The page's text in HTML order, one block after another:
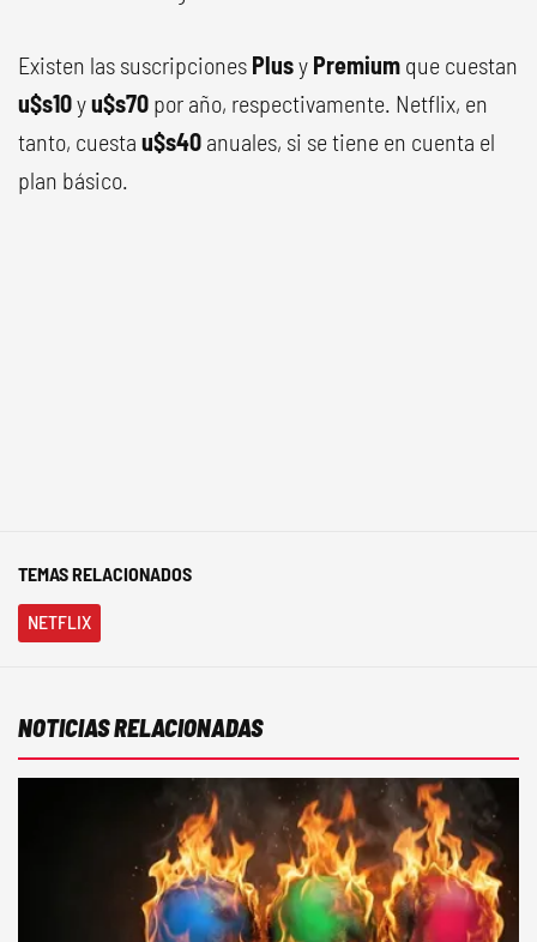
Existen las suscripciones Plusy Premium que cuestan
u$s10yu$s70 por año, respectivamente. Netflix, en
tanto, cuesta u$s40 anuales, si se tiene en cuenta el
plan básico.
TEMAS RELACIONADOS
NETFLIX
NOTICIAS RELACIONADAS